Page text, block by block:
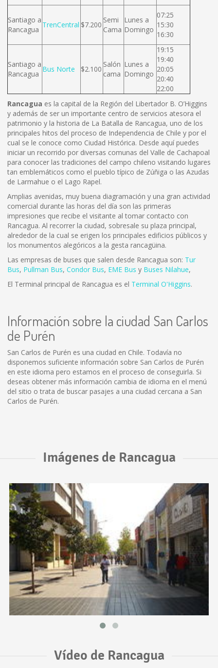
Santiago a
Rancagua
TrenCentral $7.200
Semi
Cama
Lunes a
Domingo
07:25
15:30
16:30
Santiago a
Rancagua
Bus Norte $2.100
Salón
cama
Lunes a
Domingo
19:15
19:40
20:05
20:40
22:00
Rancagua es la capital de la Región del Libertador B. O’Higgins
y además de ser un importante centro de servicios atesora el
patrimonio y la historia de La Batalla de Rancagua, uno de los
principales hitos del proceso de Independencia de Chile y por el
cual se le conoce como Ciudad Histórica. Desde aquí puedes
iniciar un recorrido por diversas comunas del Valle de Cachapoal
para conocer las tradiciones del campo chileno visitando lugares
tan emblemáticos como el pueblo típico de Zúñiga o las Azudas
de Larmahue o el Lago Rapel.
Amplias avenidas, muy buena diagramación y una gran actividad
comercial durante las horas del día son las primeras
impresiones que recibe el visitante al tomar contacto con
Rancagua. Al recorrer la ciudad, sobresale su plaza principal,
alrededor de la cual se erigen los principales edificios públicos y
los monumentos alegóricos a la gesta rancagüina.
Las empresas de buses que salen desde Rancagua son: Tur
Bus, Pullman Bus, Condor Bus, EME Bus y Buses Nilahue,
El Terminal principal de Rancagua es el Terminal O'Higgins.
Información sobre la ciudad San Carlos
de Purén
San Carlos de Purén es una ciudad en Chile. Todavía no
disponemos suficiente información sobre San Carlos de Purén
en este idioma pero estamos en el proceso de conseguirla. Si
deseas obtener más información cambia de idioma en el menú
del sitio o trata de buscar pasajes a una ciudad cercana a San
Carlos de Purén.
Imágenes de Rancagua
Vídeo de Rancagua